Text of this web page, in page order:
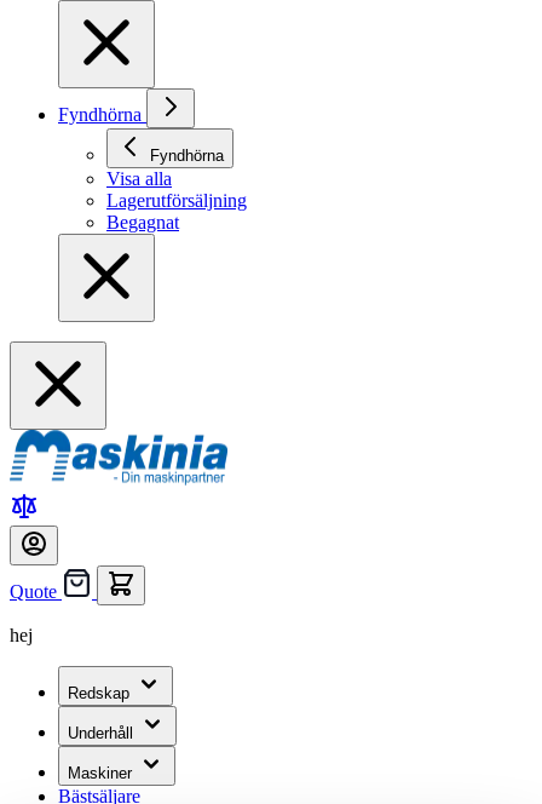
Fyndhörna
Fyndhörna
Visa alla
Lagerutförsäljning
Begagnat
Quote
hej
Redskap
Underhåll
Maskiner
Bästsäljare